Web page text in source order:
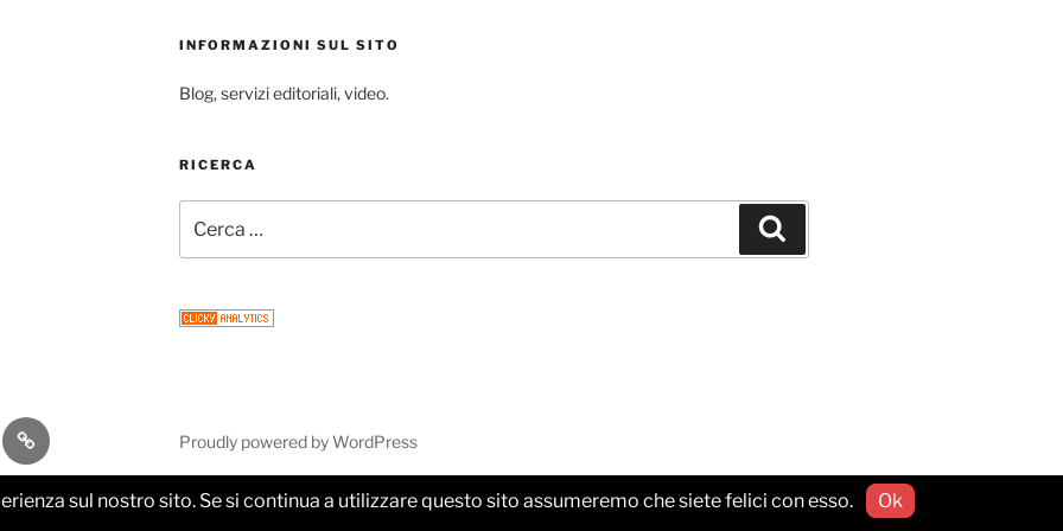
INFORMAZIONI SUL SITO
Blog, servizi editoriali, video.
RICERCA
Email Proudly powered by WordPress
sul nostro sito. Se si continua a utilizzare questo sito assumeremo che siete felici con esso. Ok